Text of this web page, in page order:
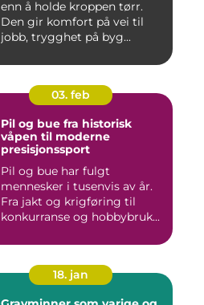
enn å holde kroppen tørr.
Den gir komfort på vei til
jobb, trygghet på byg...
03. feb
Pil og bue fra historisk
våpen til moderne
presisjonssport
Pil og bue har fulgt
mennesker i tusenvis av år.
Fra jakt og krigføring til
konkurranse og hobbybruk...
18. jan